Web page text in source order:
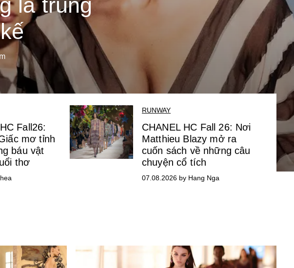
là trung
Fall26:
mơ tỉnh
báu vật
thơ
RUNWAY
CHANEL HC Fall 26: Nơi
Matthieu Blazy mở ra
cuốn sách về những câu
chuyện cổ tích
07.08.2026 by Hang Nga